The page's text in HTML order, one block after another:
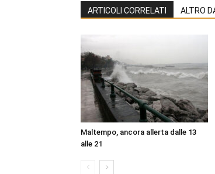
ARTICOLI CORRELATI ALTRO
Maltempo, ancora allerta dalle 13
alle 21